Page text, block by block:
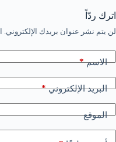
اترك ردّاً
لن يتم نشر عنوان بريدك الإلكتروني.
الاسم*
البريد الإلكتروني*
الموقع